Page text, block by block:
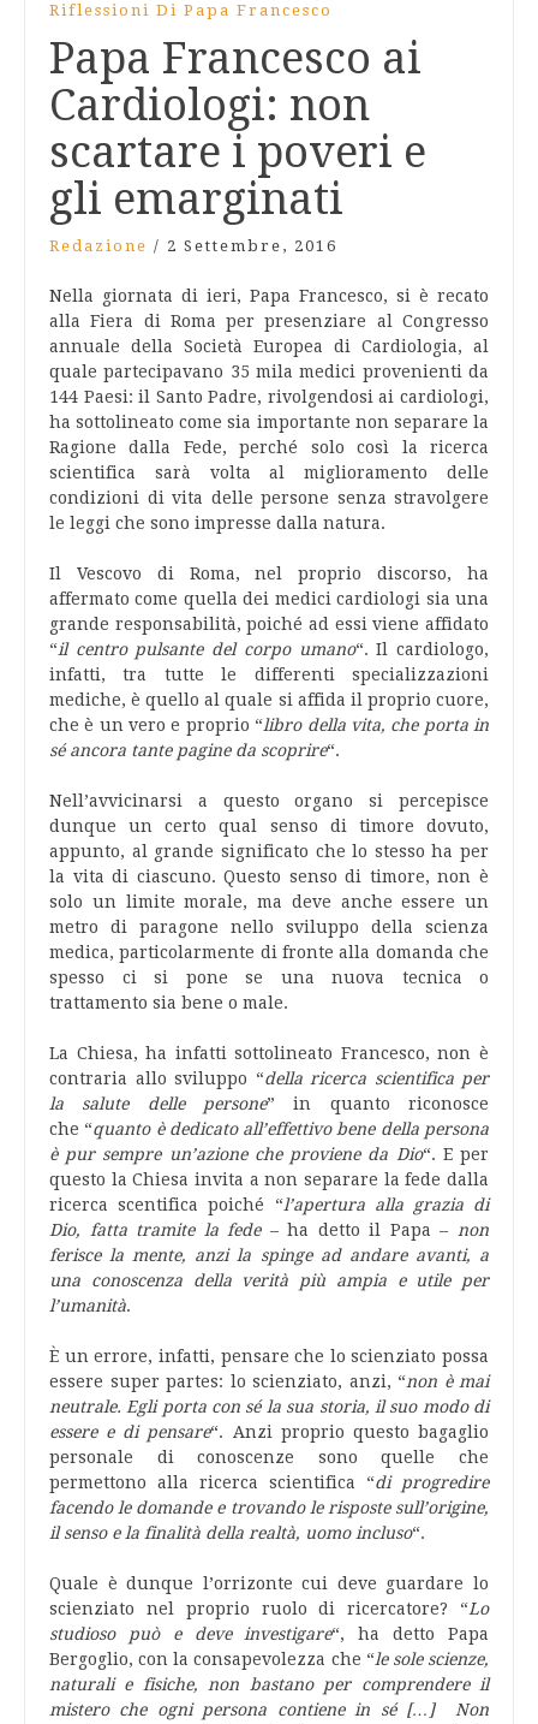
Riflessioni Di Papa Francesco
Papa Francesco ai
Cardiologi: non
scartare i poveri e
gli emarginati
Redazione / 2 Settembre, 2016
Nella giornata di ieri, Papa Francesco, si è recato
alla Fiera di Roma per presenziare al Congresso
annuale della Società Europea di Cardiologia, al
quale partecipavano 35 mila medici provenienti da
144 Paesi: il Santo Padre, rivolgendosi ai cardiologi,
ha sottolineato come sia importante non separare la
Ragione dalla Fede, perché solo così la ricerca
scientifica sarà volta al miglioramento delle
condizioni di vita delle persone senza stravolgere
le leggi che sono impresse dalla natura.
Il Vescovo di Roma, nel proprio discorso, ha
affermato come quella dei medici cardiologi sia una
grande responsabilità, poiché ad essi viene affidato
“il centro pulsante del corpo umano“. Il cardiologo,
infatti, tra tutte le differenti specializzazioni
mediche, è quello al quale si affida il proprio cuore,
che è un vero e proprio “libro della vita, che porta in
sé ancora tante pagine da scoprire“.
Nell’avvicinarsi a questo organo si percepisce
dunque un certo qual senso di timore dovuto,
appunto, al grande significato che lo stesso ha per
la vita di ciascuno. Questo senso di timore, non è
solo un limite morale, ma deve anche essere un
metro di paragone nello sviluppo della scienza
medica, particolarmente di fronte alla domanda che
spesso ci si pone se una nuova tecnica o
trattamento sia bene o male.
La Chiesa, ha infatti sottolineato Francesco, non è
contraria allo sviluppo “della ricerca scientifica per
la salute delle persone” in quanto riconosce
che “quanto è dedicato all’effettivo bene della persona
è pur sempre un’azione che proviene da Dio“. E per
questo la Chiesa invita a non separare la fede dalla
ricerca scentifica poiché “l’apertura alla grazia di
Dio, fatta tramite la fede– ha detto il Papa –
non
ferisce la mente, anzi la spinge ad andare avanti, a
una conoscenza della verità più ampia e utile per
l’umanità.
È un errore, infatti, pensare che lo scienziato possa
essere super partes: lo scienziato, anzi, “non è mai
neutrale. Egli porta con sé la sua storia, il suo modo di
essere e di pensare“. Anzi proprio questo bagaglio
personale di conoscenze sono quelle che
permettono alla ricerca scientifica “di progredire
facendo le domande e trovando le risposte sull’origine,
il senso e la finalità della realtà, uomo incluso“.
Quale è dunque l’orrizonte cui deve guardare lo
scienziato nel proprio ruolo di ricercatore? “Lo
studioso può e deve investigare“, ha detto Papa
Bergoglio, con la consapevolezza che “le sole scienze,
naturali e fisiche, non bastano per comprendere il
mistero che ogni persona contiene in sé […] Non